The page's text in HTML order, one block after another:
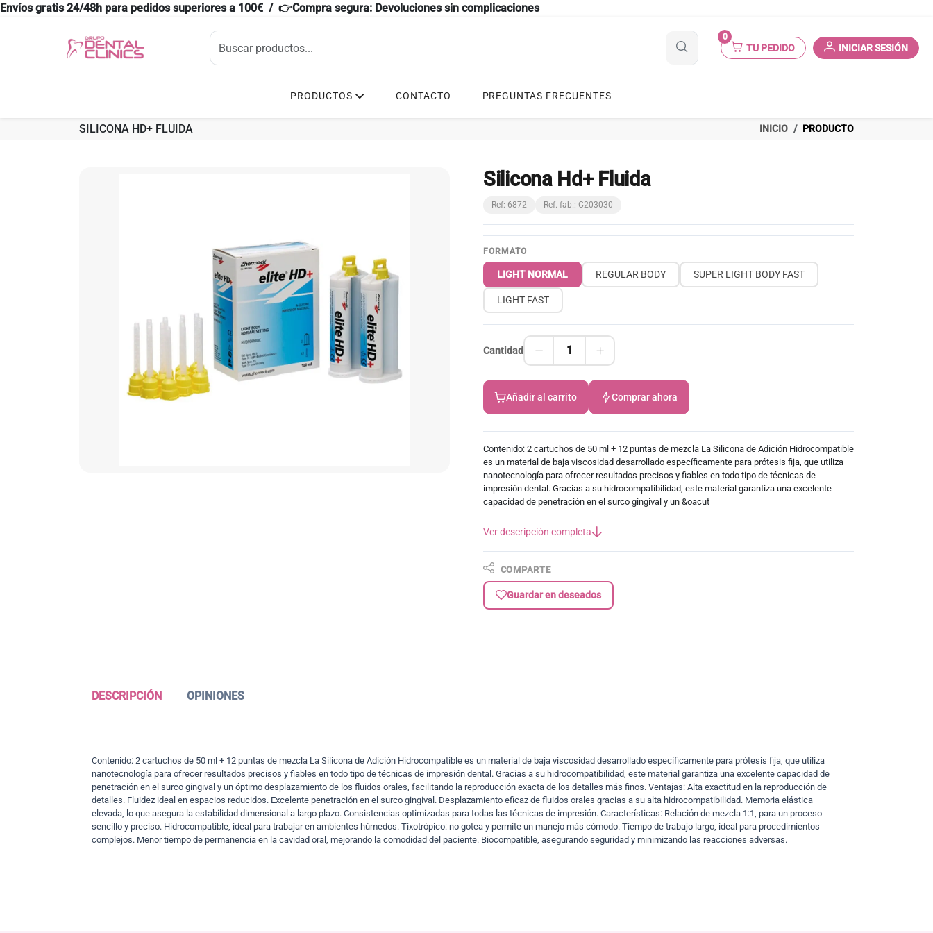
Envíos gratis 24/48h para pedidos superiores a 100€ / 👉Compra segura: Devoluciones sin complicaciones
0
TU PEDIDO INICIAR SESIÓN
PRODUCTOS CONTACTO PREGUNTAS FRECUENTES
SILICONA HD+ FLUIDA INICIO PRODUCTO
Silicona Hd+ Fluida
Ref: 6872 Ref. fab.: C203030
FORMATO
LIGHT NORMAL REGULAR BODY SUPER LIGHT BODY FAST
LIGHT FAST
Cantidad 1
Añadir al carrito Comprar ahora
Contenido: 2 cartuchos de 50 ml + 12 puntas de mezcla La Silicona de Adición Hidrocompatible
es un material de baja viscosidad desarrollado específicamente para prótesis fija, que utiliza
nanotecnología para ofrecer resultados precisos y fiables en todo tipo de técnicas de
impresión dental. Gracias a su hidrocompatibilidad, este material garantiza una excelente
capacidad de penetración en el surco gingival y un &oacut
Ver descripción completa
COMPARTE
Guardar en deseados
DESCRIPCIÓN OPINIONES
Contenido: 2 cartuchos de 50 ml + 12 puntas de mezcla La Silicona de Adición Hidrocompatible es un material de baja viscosidad desarrollado específicamente para prótesis fija, que utiliza
nanotecnología para ofrecer resultados precisos y fiables en todo tipo de técnicas de impresión dental. Gracias a su hidrocompatibilidad, este material garantiza una excelente capacidad de
penetración en el surco gingival y un óptimo desplazamiento de los fluidos orales, facilitando la reproducción exacta de los detalles más finos. Ventajas: Alta exactitud en la reproducción de
detalles. Fluidez ideal en espacios reducidos. Excelente penetración en el surco gingival. Desplazamiento eficaz de fluidos orales gracias a su alta hidrocompatibilidad. Memoria elástica
elevada, lo que asegura la estabilidad dimensional a largo plazo. Consistencias optimizadas para todas las técnicas de impresión. Características: Relación de mezcla 1:1, para un proceso
sencillo y preciso. Hidrocompatible, ideal para trabajar en ambientes húmedos. Tixotrópico: no gotea y permite un manejo más cómodo. Tiempo de trabajo largo, ideal para procedimientos
complejos. Menor tiempo de permanencia en la cavidad oral, mejorando la comodidad del paciente. Biocompatible, asegurando seguridad y minimizando las reacciones adversas.